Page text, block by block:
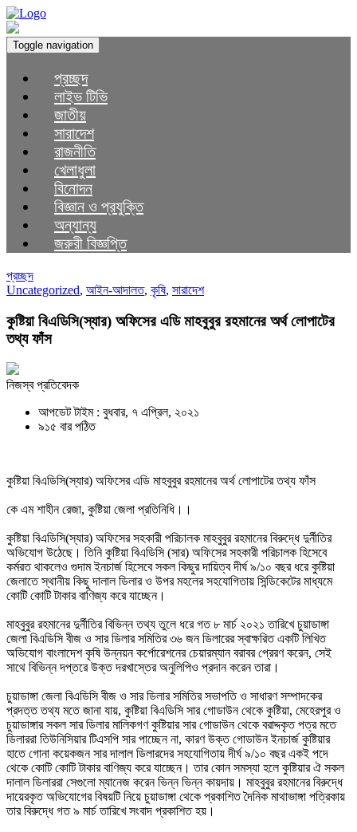
Toggle navigation
প্রচ্ছদ
লাইভ টিভি
জাতীয়
সারাদেশ
রাজনীতি
খেলাধুলা
বিনোদন
বিজ্ঞান ও প্রযুক্তি
অন্যান্য
জরুরী বিজ্ঞপ্তি
প্রচ্ছদ
Uncategorized, আইন-আদালত, কৃষি, সারাদেশ
কুষ্টিয়া বিএডিসি(স্যার) অফিসের এডি মাহবুবুর রহমানের অর্থ লোপাটের
তথ্য ফাঁস
নিজস্ব প্রতিবেদক
আপডেট টাইম : বুধবার, ৭ এপ্রিল, ২০২১
৯১৫ বার পঠিত
কুষ্টিয়া বিএডিসি(স্যার) অফিসের এডি মাহবুবুর রহমানের অর্থ লোপাটের তথ্য ফাঁস
কে এম শাহীন রেজা, কুষ্টিয়া জেলা প্রতিনিধি।।
কুষ্টিয়া বিএডিসি(স্যার) অফিসের সহকারী পরিচালক মাহবুবুর রহমানের বিরুদ্ধে দুর্নীতির
অভিযোগ উঠেছে। তিনি কুষ্টিয়া বিএডিসি (সার) অফিসের সহকারী পরিচালক হিসেবে
কর্মরত থাকলেও গুদাম ইনচার্জ হিসেবে সকল কিছুর দায়িত্ব দীর্ঘ ৯/১০ বছর ধরে কুষ্টিয়া
জেলাতে স্থানীয় কিছু দালাল ডিলার ও উপর মহলের সহযোগিতায় সিন্ডিকেটের মাধ্যমে
কোটি কোটি টাকার বাণিজ্য করে যাচ্ছেন।
মাহবুবুর রহমানের দুর্নীতির বিভিন্ন তথ্য তুলে ধরে গত ৮ মার্চ ২০২১ তারিখে চুয়াডাঙ্গা
জেলা বিএডিসি বীজ ও সার ডিলার সমিতির ৩৬ জন ডিলারের স্বাক্ষরিত একটি লিখিত
অভিযোগ বাংলাদেশ কৃষি উন্নয়ন কর্পোরেশনের চেয়ারম্যান বরাবর প্রেরণ করেন, সেই
সাথে বিভিন্ন দপ্তরে উক্ত দরখাস্তের অনুলিপিও প্রদান করেন তারা।
চুয়াডাঙ্গা জেলা বিএডিসি বীজ ও সার ডিলার সমিতির সভাপতি ও সাধারণ সম্পাদকের
প্রদত্ত তথ্য মতে জানা যায়, কুষ্টিয়া বিএডিসি সার গোডাউন থেকে কুষ্টিয়া, মেহেরপুর ও
চুয়াডাঙ্গার সকল সার ডিলার মালিকগণ কুষ্টিয়ার সার গোডাউন থেকে বরাদ্দকৃত পত্র মতে
ডিলাররা তিউনিসিয়ার টিএসপি সার পাচ্ছেন না, কারণ উক্ত গোডাউন ইনচার্জ কুষ্টিয়ার
হাতে গোনা কয়েকজন সার দালাল ডিলারদের সহযোগিতায় দীর্ঘ ৯/১০ বছর একই পদে
থেকে কোটি কোটি টাকার বাণিজ্য করে যাচ্ছেন। তার কোন সমস্যা হলে কুষ্টিয়ার ঐ সকল
দালাল ডিলাররা সেগুলো ম্যানেজ করেন ভিন্ন ভিন্ন কায়দায়। মাহবুবুর রহমানের বিরুদ্ধে
দায়েরকৃত অভিযোগের বিষয়টি নিয়ে চুয়াডাঙ্গা থেকে প্রকাশিত দৈনিক মাথাভাঙ্গা পত্রিকায়
তার বিরুদ্ধে গত ৯ মার্চ তারিখে সংবাদ প্রকাশিত হয়।